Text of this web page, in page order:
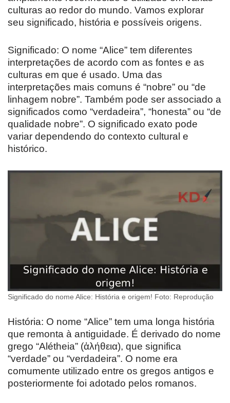
culturas ao redor do mundo. Vamos explorar
seu significado, história e possíveis origens.
Significado: O nome “Alice” tem diferentes
interpretações de acordo com as fontes e as
culturas em que é usado. Uma das
interpretações mais comuns é “nobre” ou “de
linhagem nobre”. Também pode ser associado a
significados como “verdadeira”, “honesta” ou “de
qualidade nobre”. O significado exato pode
variar dependendo do contexto cultural e
histórico.
Significado do nome Alice: História e origem! Foto: Reprodução
História: O nome “Alice” tem uma longa história
que remonta à antiguidade. É derivado do nome
grego “Alétheia” (ἀλήθεια), que significa
“verdade” ou “verdadeira”. O nome era
comumente utilizado entre os gregos antigos e
posteriormente foi adotado pelos romanos.